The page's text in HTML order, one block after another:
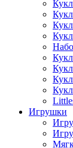
Игрушки